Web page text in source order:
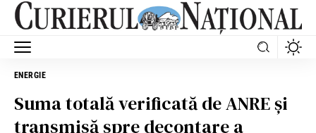
ENERGIE
Suma totală verificată de ANRE și
transmisă spre decontare a